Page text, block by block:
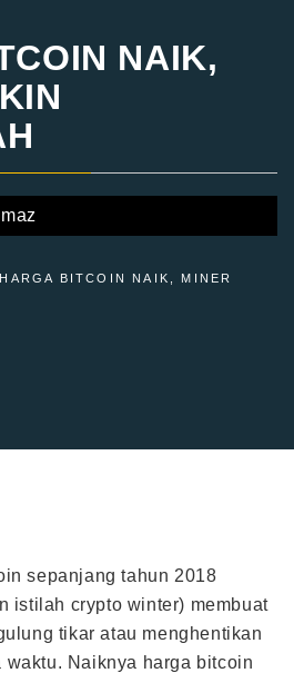
NAIK,
HARGA BITCOIN NAIK, MINER
sepanjang tahun 2018
istilah crypto winter) membuat
tikar atau menghentikan
waktu. Naiknya harga bitcoin